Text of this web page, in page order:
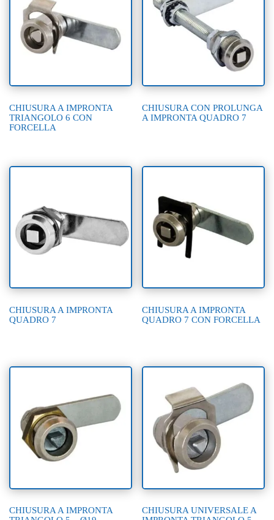
CHIUSURA A IMPRONTA
TRIANGOLO 6 CON
FORCELLA
CHIUSURA CON PROLUNGA
A IMPRONTA QUADRO 7
CHIUSURA A IMPRONTA
QUADRO 7
CHIUSURA A IMPRONTA
QUADRO 7 CON FORCELLA
CHIUSURA A IMPRONTA
CHIUSURA UNIVERSALE A